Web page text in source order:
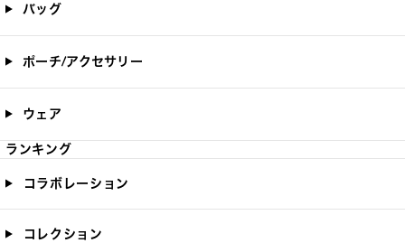
バッグ
ポーチ/アクセサリー
ウェア
ランキング
コラボレーション
コレクション